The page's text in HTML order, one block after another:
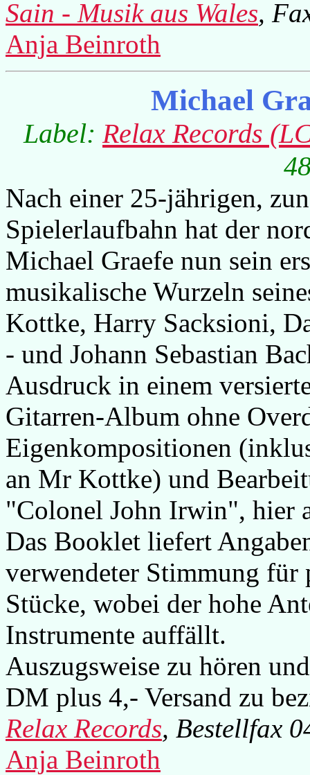
Sain - Musik aus Wales,
Anja Beinroth
Michael
Label: Relax Records
Nach einer 25-jährigen,
Spielerlaufbahn hat der
Michael Graefe nun sein
musikalische Wurzeln
Kottke, Harry Sacksioni,
- und Johann Sebastian
Ausdruck in einem
Gitarren-Album ohne
Eigenkompositionen
an Mr Kottke) und
"Colonel John Irwin", hier
Das Booklet liefert
verwendeter Stimmung für
Stücke, wobei der hohe
Instrumente auffällt.
Auszugsweise zu hören
DM plus 4,- Versand zu
Relax Records, Bestellfax
Anja Beinroth